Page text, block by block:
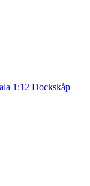
1:12 Dockskåp